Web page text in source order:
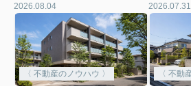
2026.08.04 2026.07.31
〈 不動産のノウハウ 〉 〈 不動